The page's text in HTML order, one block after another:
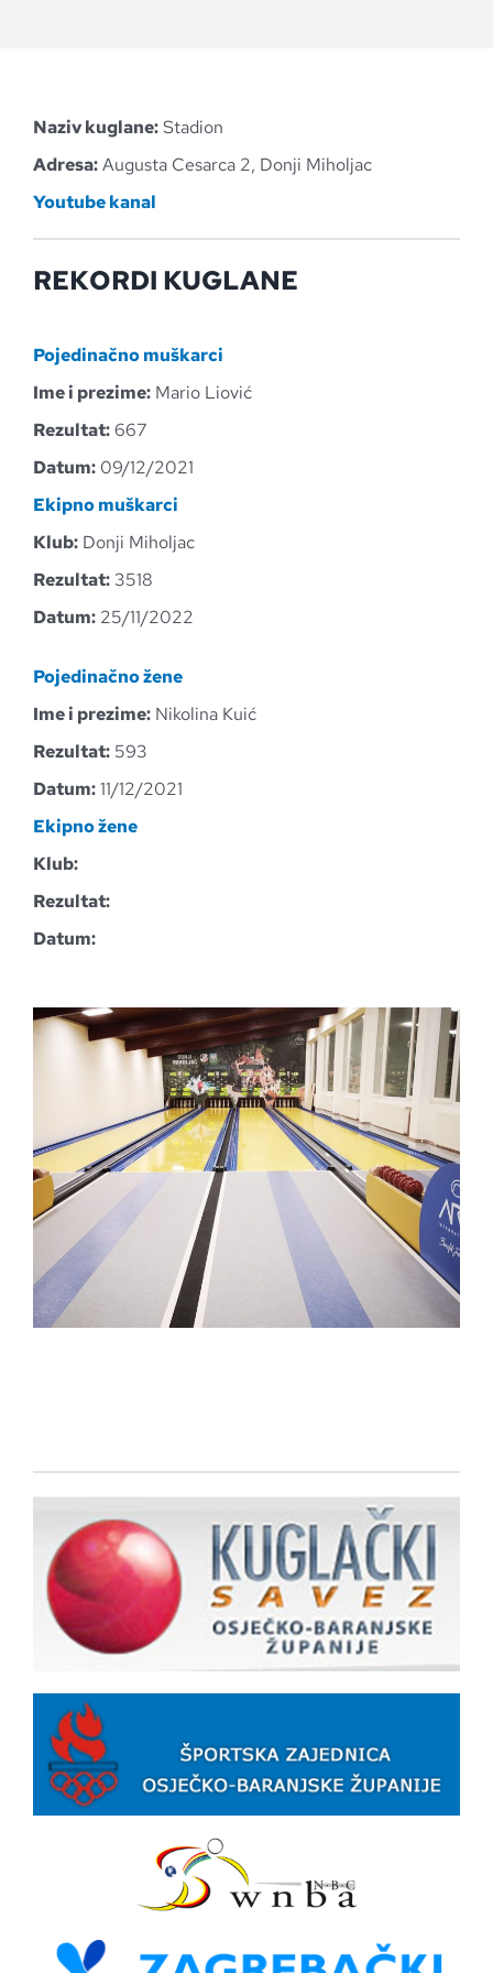
Naziv kuglane:Stadion
Adresa:Augusta Cesarca 2, Donji Miholjac
Youtube kanal
REKORDI KUGLANE
Pojedinačno muškarci
Ime i prezime:Mario Liović
Rezultat:667
Datum:09/12/2021
Ekipno muškarci
Klub:Donji Miholjac
Rezultat:3518
Datum:25/11/2022
Pojedinačno žene
Ime i prezime:Nikolina Kuić
Rezultat:593
Datum:11/12/2021
Ekipno žene
Klub:
Rezultat:
Datum: